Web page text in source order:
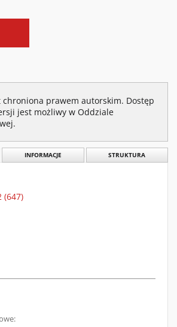
prawem autorskim. Dostęp
jest możliwy w Oddziale
INFORMACJE STRUKTURA
(647)